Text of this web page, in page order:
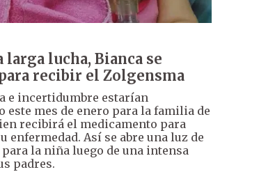
larga lucha, Bianca se
recibir el Zolgensma
e incertidumbre estarían
este mes de enero para la familia de
recibirá el medicamento para
enfermedad. Así se abre una luz de
la niña luego de una intensa
padres.